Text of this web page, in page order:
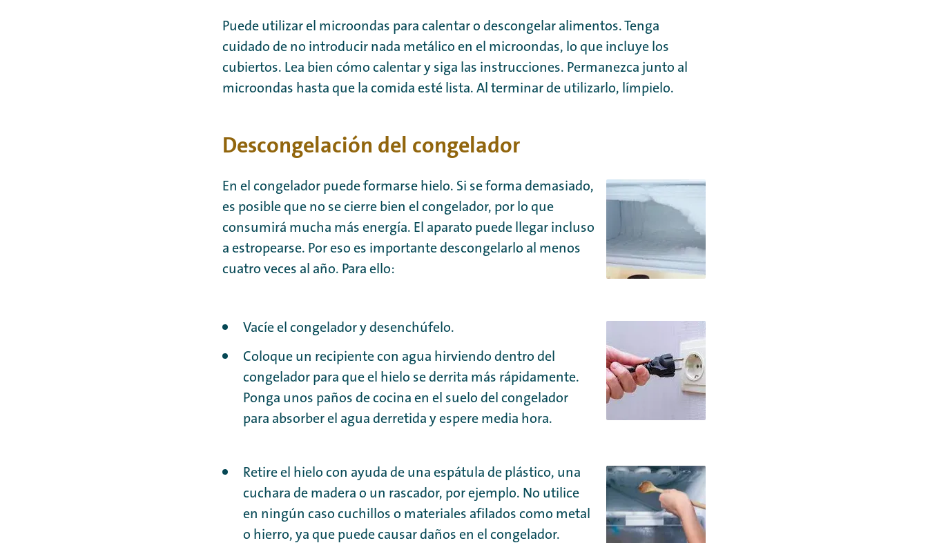
Puede utilizar el microondas para calentar o descongelar alimentos. Tenga
cuidado de no introducir nada metálico en el microondas, lo que incluye los
cubiertos. Lea bien cómo calentar y siga las instrucciones. Permanezca junto al
microondas hasta que la comida esté lista. Al terminar de utilizarlo, límpielo.
Descongelación del congelador
En el congelador puede formarse hielo. Si se forma demasiado,
es posible que no se cierre bien el congelador, por lo que
consumirá mucha más energía. El aparato puede llegar incluso
a estropearse. Por eso es importante descongelarlo al menos
cuatro veces al año. Para ello:
Vacíe el congelador y desenchúfelo.
Coloque un recipiente con agua hirviendo dentro del
congelador para que el hielo se derrita más rápidamente.
Ponga unos paños de cocina en el suelo del congelador
para absorber el agua derretida y espere media hora.
Retire el hielo con ayuda de una espátula de plástico, una
cuchara de madera o un rascador, por ejemplo. No utilice
en ningún caso cuchillos o materiales afilados como metal
o hierro, ya que puede causar daños en el congelador.